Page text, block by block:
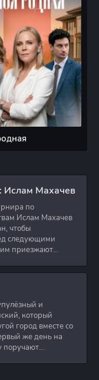
Ислам Махачев
по
Ислам Махачев
чтобы
следующими
приезжают
и
который
город вместе со
же день на
поручают